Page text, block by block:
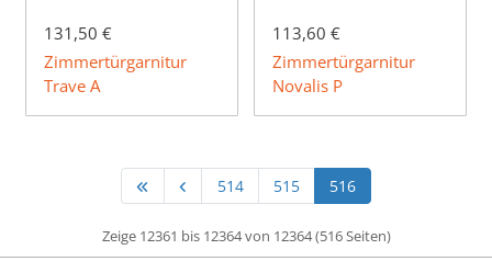
131,50 €
Zimmertürgarnitur
Trave A
113,60 €
Zimmertürgarnitur
Novalis P
514 515 516
Zeige 12361 bis 12364 von 12364 (516 Seiten)